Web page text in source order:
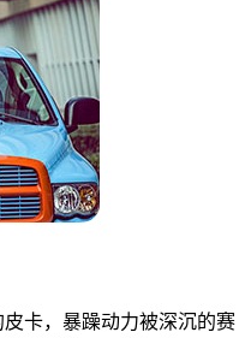
卡，暴躁动力被深沉的赛